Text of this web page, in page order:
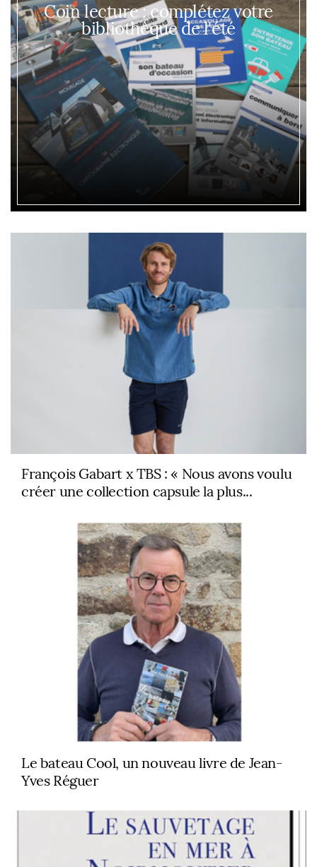
Coin lecture : complétez votre
bibliothèque de l'été
François Gabart x TBS : « Nous avons voulu
créer une collection capsule la plus...
Le bateau Cool, un nouveau livre de Jean-
Yves Réguer